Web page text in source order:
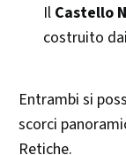
Il Castello
costruito
Entrambi si
scorci
Retiche.